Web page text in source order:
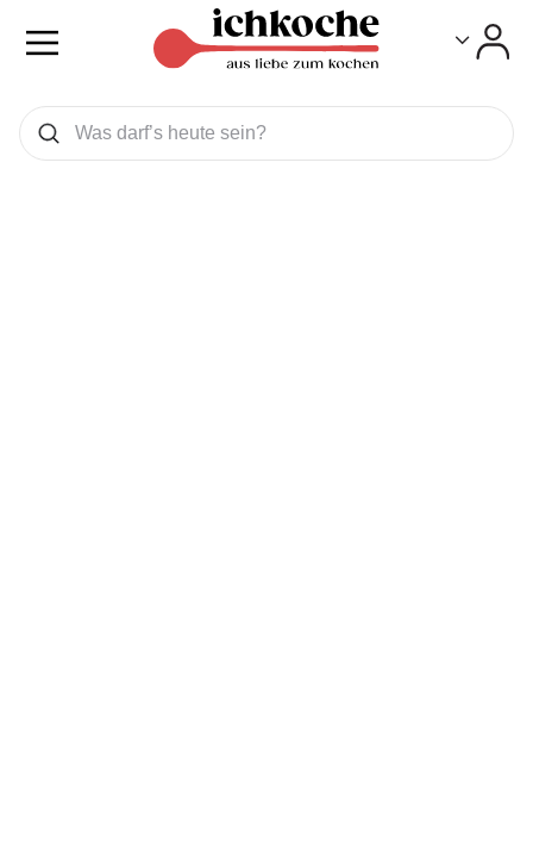
Was wollen Sie suchen
Suchen